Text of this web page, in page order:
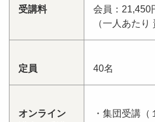
受講料
会員：
（一人あたり
定員 40名
オンライン
・集団受講